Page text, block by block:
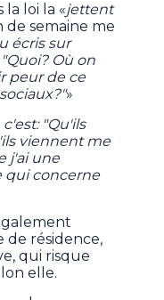
la loi la «jettent
de semaine me
écris sur
Où on
peur de ce
»
"Qu'ils
viennent me
j'ai une
qui concerne
résidence,
qui risque
elle.